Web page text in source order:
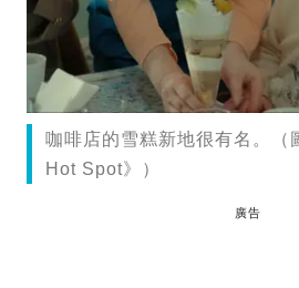
咖啡店的雪糕新地很有名。（
Hot Spot》）
廣告